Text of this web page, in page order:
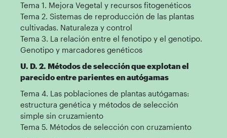
Tema 1. Mejora Vegetal y recursos fitogenéticos
Tema 2. Sistemas de reproducción de las plantas
cultivadas. Naturaleza y control
Tema 3. La relación entre el fenotipo y el genotipo.
Genotipo y marcadores genéticos
U. D. 2. Métodos de selección que explotan el
parecido entre parientes en autógamas
Tema 4. Las poblaciones de plantas autógamas:
estructura genética y métodos de selección
simple sin cruzamiento
Tema 5. Métodos de selección con cruzamiento